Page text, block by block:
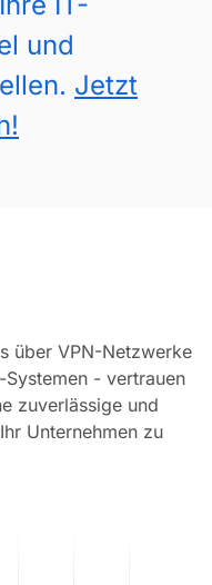
und
Jetzt
über VPN-Netzwerke
- vertrauen
zuverlässige und
Unternehmen zu
Manipulierte Daten (IP Pakete)